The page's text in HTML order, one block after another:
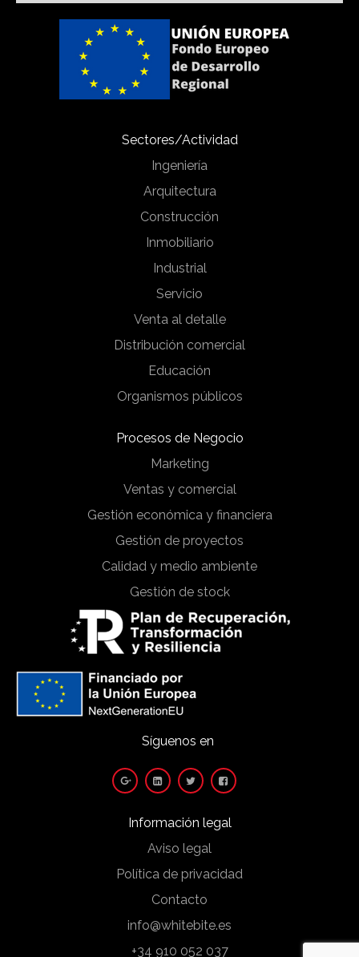
Sectores/Actividad
Ingeniería
Arquitectura
Construcción
Inmobiliario
Industrial
Servicio
Venta al detalle
Distribución comercial
Educación
Organismos públicos
Procesos de Negocio
Marketing
Ventas y comercial
Gestión económica y financiera
Gestión de proyectos
Calidad y medio ambiente
Gestión de stock
Síguenos en
Información legal
Aviso legal
Política de privacidad
Contacto
info@whitebite.es
+34 910 052 037